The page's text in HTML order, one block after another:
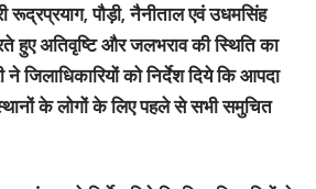
रूद्रप्रयाग, पौड़ी, नैनीताल एवं उधमसिंह
हुए अतिवृष्टि और जलभराव की स्थिति का
जिलाधिकारियों को निर्देश दिये कि आपदा
के लोगों के लिए पहले से सभी समुचित